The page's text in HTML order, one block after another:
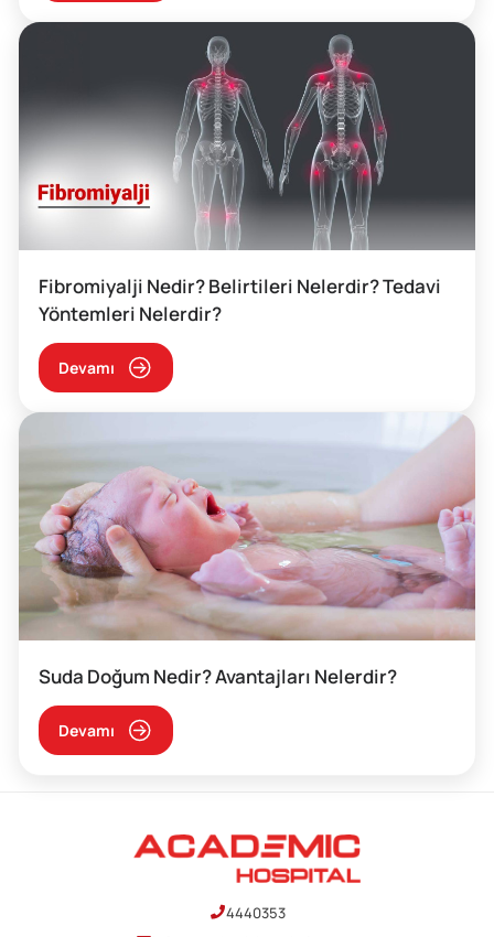
Fibromiyalji Nedir? Belirtileri Nelerdir? Tedavi
Yöntemleri Nelerdir?
Devamı
Suda Doğum Nedir? Avantajları Nelerdir?
Devamı
4440353